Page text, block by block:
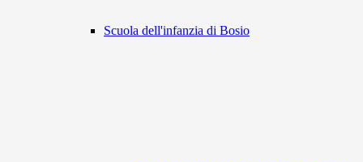
Scuola dell'infanzia di Bosio